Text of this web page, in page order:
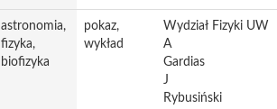
astronomia,
fizyka,
biofizyka
pokaz,
wykład
Wydział Fizyki UW
A
Gardias
J
Rybusiński